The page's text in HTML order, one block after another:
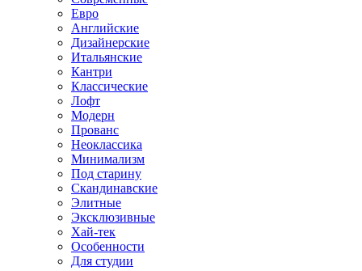
Евро
Английские
Дизайнерские
Итальянские
Кантри
Классические
Лофт
Модерн
Прованс
Неоклассика
Минимализм
Под старину
Скандинавские
Элитные
Эксклюзивные
Хай-тек
Особенности
Для студии